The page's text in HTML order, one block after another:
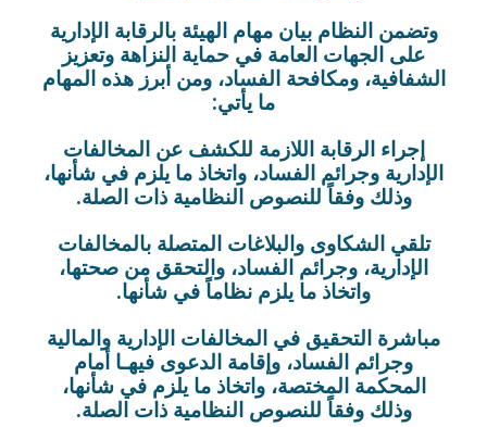
وتضمن النظام بيان مهام الهيئة بالرقابة الإدارية
على الجهات العامة في حماية النزاهة وتعزيز
الشفافية، ومكافحة الفساد، ومن أبرز هذه المهام
ما يأتي:
إجراء الرقابة اللازمة للكشف عن المخالفات
الإدارية وجرائم الفساد، واتخاذ ما يلزم في شأنها،
وذلك وفقاً للنصوص النظامية ذات الصلة.
تلقي الشكاوى والبلاغات المتصلة بالمخالفات
الإدارية، وجرائم الفساد، والتحقق من صحتها،
واتخاذ ما يلزم نظاماً في شأنها.
مباشرة التحقيق في المخالفات الإدارية والمالية
وجرائم الفساد، وإقامة الدعوى فيهـا أمام
المحكمة المختصة، واتخاذ ما يلزم في شأنها،
وذلك وفقاً للنصوص النظامية ذات الصلة.